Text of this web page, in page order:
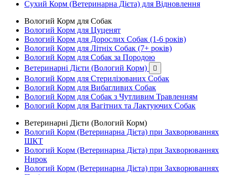
Сухий Корм (Ветеринарна Дієта) для Відновлення
Вологий Корм для Собак
Вологий Корм для Цуценят
Вологий Корм для Дорослих Собак (1-6 років)
Вологий Корм для Літніх Собак (7+ років)
Вологий Корм для Собак за Породою
Ветеринарні Дієти (Вологий Корм)

Вологий Корм для Стерилізованих Собак
Вологий Корм для Вибагливих Собак
Вологий Корм для Собак з Чутливим Травленням
Вологий Корм для Вагітних та Лактуючих Собак
Ветеринарні Дієти (Вологий Корм)
Вологий Корм (Ветеринарна Дієта) при Захворюваннях
ШКТ
Вологий Корм (Ветеринарна Дієта) при Захворюваннях
Нирок
Вологий Корм (Ветеринарна Дієта) при Захворюваннях